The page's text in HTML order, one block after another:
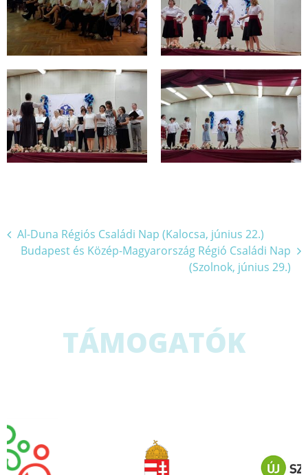
Bejegyzés
navigáció
Al-Duna Régiós Családi Nap (Kalocsa, június 22.)
Budapest és Közép-Magyarország Régió Családi Nap
(Szolnok, június 29.)
TÁMOGATÓK